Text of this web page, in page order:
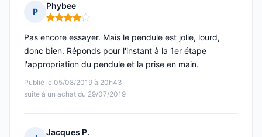
P
Phybee
Note : 4 sur 5
Publié le 05/08/2019 à 20h43
suite à un achat du 29/07/2019
Pas encore essayer. Mais le pendule est jolie, lourd,
donc bien. Réponds pour l'instant à la 1er étape
l'appropriation du pendule et la prise en main.
Jacques P.